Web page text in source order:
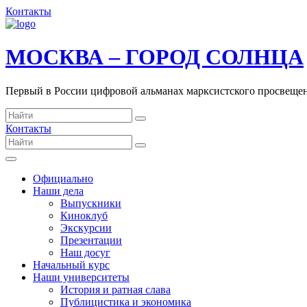
Контакты
МОСКВА – ГОРОД СОЛНЦА
Первый в России цифровой альманах марксистского
Контакты
Официально
Наши дела
Выпускники
Киноклуб
Экскурсии
Презентации
Наш досуг
Начальный курс
Наши университеты
История и ратная слава
Публицистика и экономика